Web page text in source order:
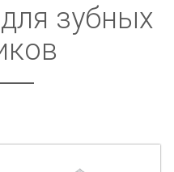
зубных